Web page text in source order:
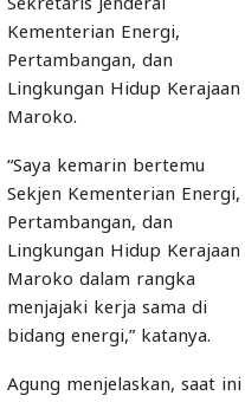
Kementerian Energi,
Pertambangan, dan
Lingkungan Hidup Kerajaan
Maroko.
“Saya kemarin bertemu
Sekjen Kementerian Energi,
Pertambangan, dan
Lingkungan Hidup Kerajaan
Maroko dalam rangka
menjajaki kerja sama di
bidang energi,” katanya.
Agung menjelaskan, saat ini